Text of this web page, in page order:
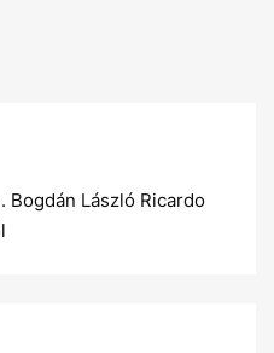
László Ricardo